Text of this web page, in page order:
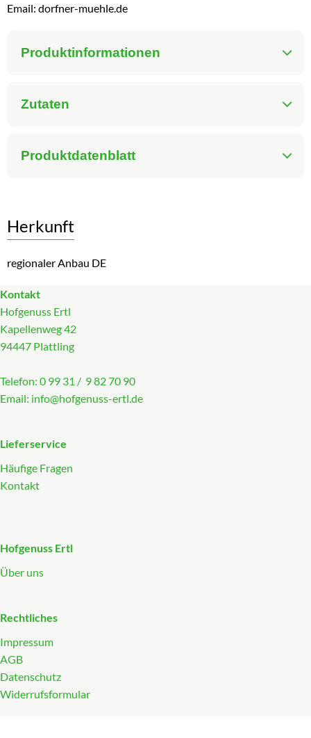
Email: dorfner-muehle.de
Produktinformationen
Zutaten
Produktdatenblatt
Herkunft
regionaler Anbau DE
Kontakt
Hofgenuss Ertl
Kapellenweg 42
94447 Plattling
Telefon: 0 99 31 / 9 82 70 90
Email: info@hofgenuss-ertl.de
Lieferservice
Häufige Fragen
Kontakt
Hofgenuss Ertl
Über uns
Rechtliches
Impressum
AGB
Datenschutz
Widerrufsformular